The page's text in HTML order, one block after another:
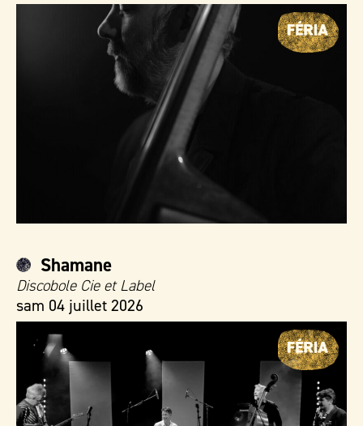
Shamane
Discobole Cie et Label
sam 04 juillet 2026